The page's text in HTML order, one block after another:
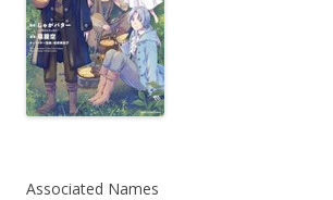
Associated Names